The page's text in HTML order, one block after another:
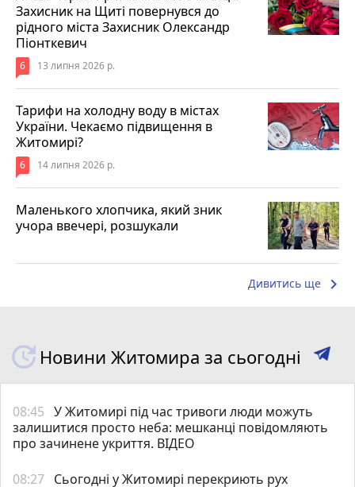
Захисник на Щиті повернувся до
рідного міста Захисник Олександр
Піонткевич
6 13 липня 2026 р.
Тарифи на холодну воду в містах
України. Чекаємо підвищення в
Житомирі?
6 14 липня 2026 р.
Маленького хлопчика, який зник
учора ввечері, розшукали
Дивитись ще keyboard_arrow_right
Новини Житомира за сьогодні
08:45 У Житомирі під час тривоги люди можуть
залишитися просто неба: мешканці повідомляють
про зачинене укриття. ВІДЕО
08:27 Сьогодні у Житомирі перекриють рух